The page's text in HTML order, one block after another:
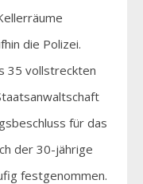
die Polizei.
35 vollstreckten
für das
der 30-jährige
festgenommen.